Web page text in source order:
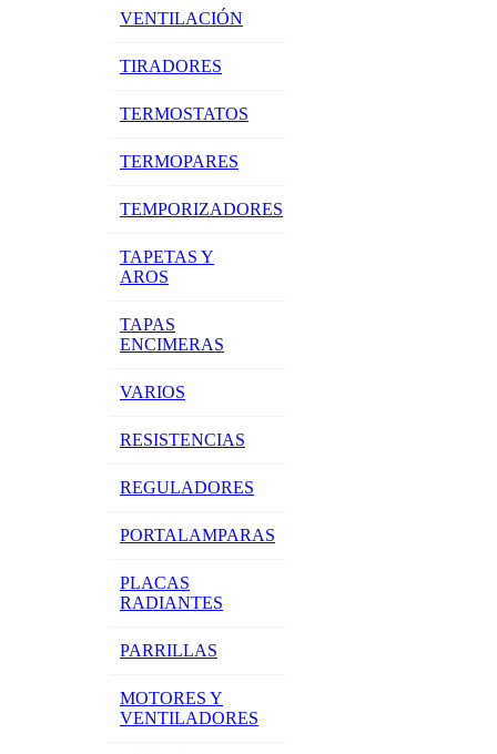
VENTILACIÓN
TIRADORES
TERMOSTATOS
TERMOPARES
TEMPORIZADORES
TAPETAS Y
AROS
TAPAS
ENCIMERAS
VARIOS
RESISTENCIAS
REGULADORES
PORTALAMPARAS
PLACAS
RADIANTES
PARRILLAS
MOTORES Y
VENTILADORES